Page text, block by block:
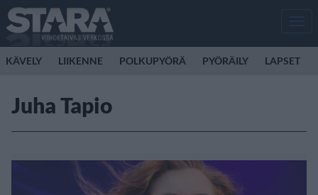
KÄVELY LIIKENNE POLKUPYÖRÄ PYÖRÄILY LAPSET
Juha Tapio